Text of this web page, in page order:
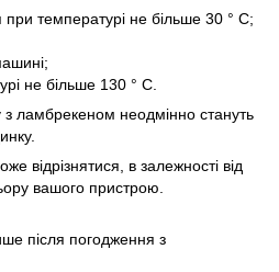
температурі не більше 30 ° C;
не більше 130 ° C.
ламбрекеном неодмінно стануть
відрізнятися, в залежності від
вашого пристрою.
після погодження з